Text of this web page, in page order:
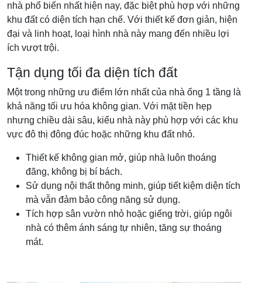
nhà phổ biến nhất hiện nay, đặc biệt phù hợp với những
khu đất có diện tích hạn chế. Với thiết kế đơn giản, hiện
đại và linh hoạt, loại hình nhà này mang đến nhiều lợi
ích vượt trội.
Tận dụng tối đa diện tích đất
Một trong những ưu điểm lớn nhất của nhà ống 1 tầng là
khả năng tối ưu hóa không gian. Với mặt tiền hẹp
nhưng chiều dài sâu, kiểu nhà này phù hợp với các khu
vực đô thị đông đúc hoặc những khu đất nhỏ.
Thiết kế không gian mở, giúp nhà luôn thoáng
đãng, không bị bí bách.
Sử dụng nội thất thông minh, giúp tiết kiệm diện tích
mà vẫn đảm bảo công năng sử dụng.
Tích hợp sân vườn nhỏ hoặc giếng trời, giúp ngôi
nhà có thêm ánh sáng tự nhiên, tăng sự thoáng
mát.